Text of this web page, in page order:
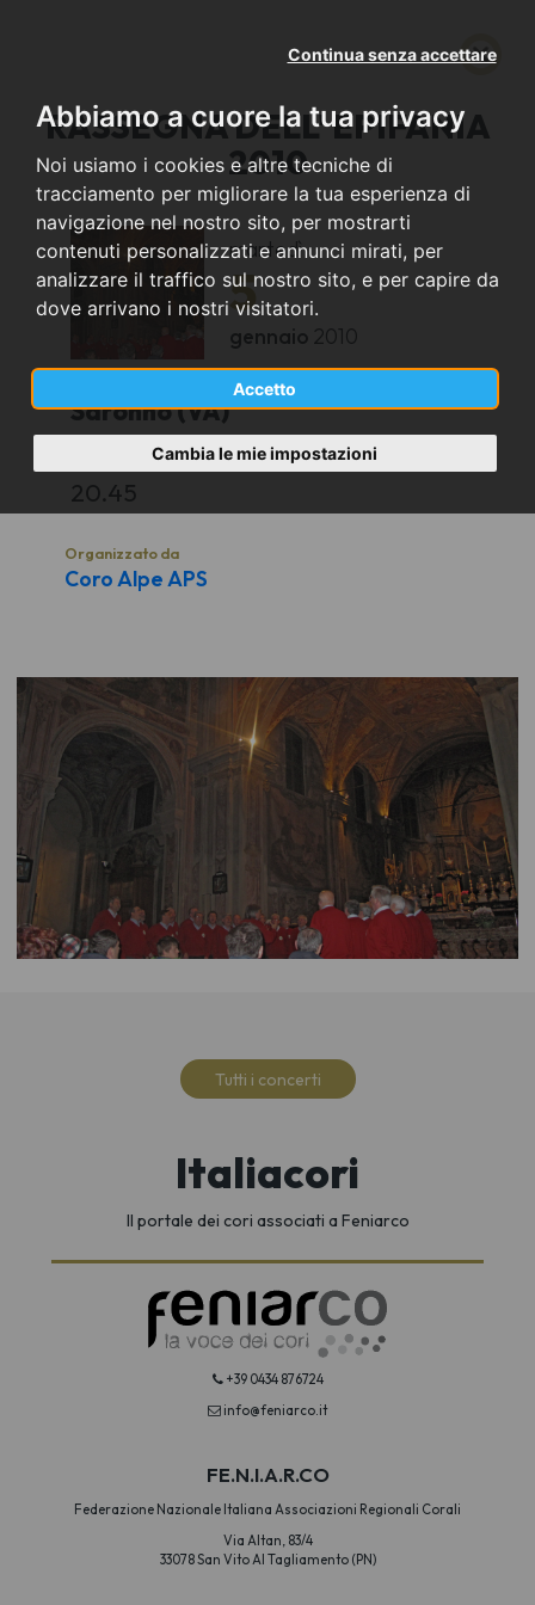
Abbiamo a cuore la tua privacy
Noi usiamo i cookies e altre tecniche di
tracciamento per migliorare la tua esperienza di
navigazione nel nostro sito, per mostrarti
contenuti personalizzati e annunci mirati, per
analizzare il traffico sul nostro sito, e per capire da
dove arrivano i nostri visitatori.
Accetto
Continua senza accettare
Cambia le mie impostazioni
RASSEGNA DELL' EPIFANIA
2010
martedì
5
gennaio 2010
Saronno (VA)
CHIESA DI S. FRANCESCO
20.45
Organizzato da
Coro Alpe APS
Tutti i concerti
Italiacori
Il portale dei cori associati a Feniarco
+39 0434 876724
info@feniarco.it
FE.N.I.A.R.CO
Federazione Nazionale Italiana Associazioni Regionali Corali
Via Altan, 83/4
33078 San Vito Al Tagliamento (PN)